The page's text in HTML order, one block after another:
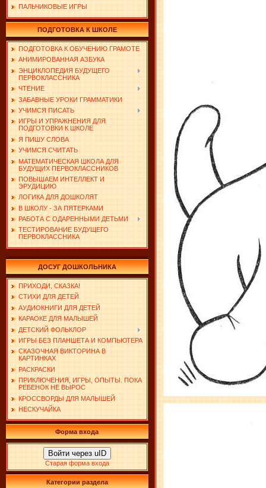
ПАЛЬЧИКОВЫЕ ИГРЫ
ПОДГОТОВКА К ШКОЛЕ
ПОДГОТОВКА К ОБУЧЕНИЮ ГРАМОТЕ
АНИМИРОВАННАЯ АЗБУКА
ЭНЦИКЛОПЕДИЯ БУДУЩЕГО
ПЕРВОКЛАССНИКА
ЧТЕНИЕ
ЗАБАВНЫЕ УРОКИ ГРАММАТИКИ
УЧИМСЯ ПИСАТЬ
ИГРЫ И УПРАЖНЕНИЯ ДЛЯ
ПОДГОТОВКИ К ШКОЛЕ
Я ПИШУ СЛОВА
УЧИМСЯ СЧИТАТЬ
МАТЕМАТИЧЕСКАЯ ШКОЛА ДЛЯ
БУДУЩИХ ПЕРВОКЛАССНИКОВ
ПОВЫШАЕМ ИНТЕЛЛЕКТ И
ЭРУДИЦИЮ
ЛОГИКА ДЛЯ ДОШКОЛЯТ
В ШКОЛУ - ЗА ПЯТЕРКАМИ
РАБОТА С ОДАРЕННЫМИ ДЕТЬМИ
ТЕСТИРОВАНИЕ БУДУЩЕГО
ПЕРВОКЛАССНИКА
ДОСУГ ДОШКОЛЬНИКА
ПРИХОДИ, СКАЗКА!
СТИХИ ДЛЯ ДЕТЕЙ
АУДИОКНИГИ ДЛЯ ДЕТЕЙ
КАРАОКЕ ДЛЯ МАЛЫШЕЙ
ДЕТСКИЙ ФОЛЬКЛОР
ИГРЫ БЕЗ ПЛАНШЕТА И КОМПЬЮТЕРА
СКАЗОЧНАЯ ВИКТОРИНА В
КАРТИНКАХ
РАСКРАСКИ
ПРИКЛЮЧЕНИЯ, ИГРЫ, ОПЫТЫ. ПОКА
РЕБЕНОК НЕ ВЫРОС
КРОССВОРДЫ ДЛЯ МАЛЫШЕЙ
НЕСКУЧАЙКА
Форма входа
Войти через uID
Старая форма входа
Категории раздела